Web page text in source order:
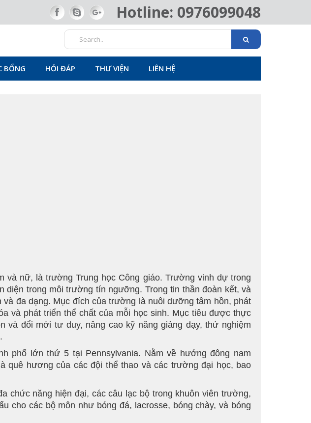
Hotline: 0976099048
BỔNG HỎI ĐÁP THƯ VIỆN LIÊN HỆ
và nữ, là trường Trung học Công giáo. Trường vinh dự trong
diện trong môi trường tín ngưỡng. Trong tin thần đoàn kết, và
đa dạng. Mục đích của trường là nuôi dưỡng tâm hồn, phát
và phát triển thể chất của mỗi học sinh. Mục tiêu được thực
và đổi mới tư duy, nâng cao kỹ năng giảng dạy, thử nghiệm
phố lớn thứ 5 tại Pennsylvania. Nằm về hướng đông nam
quê hương của các đội thể thao và các trường đại học, bao
chức năng hiện đại, các câu lạc bộ trong khuôn viên trường,
cho các bộ môn như bóng đá, lacrosse, bóng chày, và bóng